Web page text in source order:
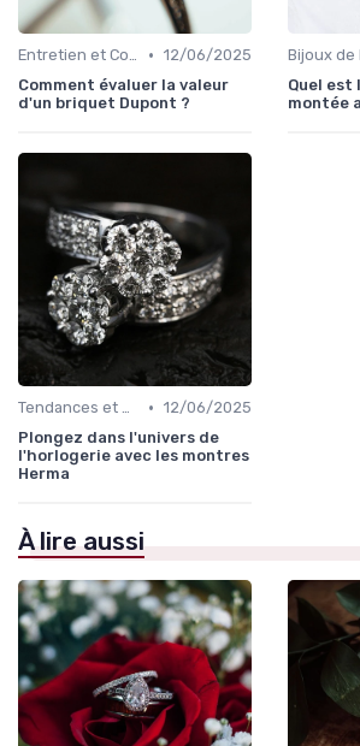
Entretien et Conservation des Bijoux • 12/06/2025
Comment évaluer la valeur
d'un briquet Dupont ?
Quel est
montée
Tendances et Conseils de Style • 12/06/2025
Plongez dans l'univers de
l'horlogerie avec les montres
Herma
À lire aussi